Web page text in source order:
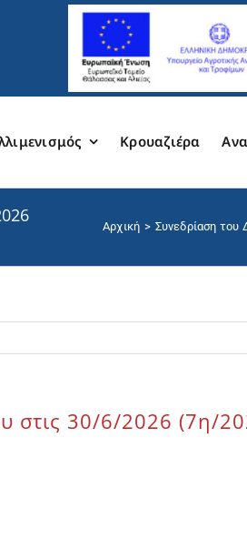
Κρουαζιέρα
Αρχική Συνεδρίαση του
στις 30/6/2026 (7η/